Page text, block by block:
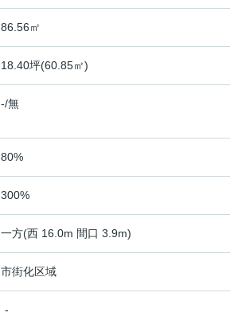
86.56㎡
18.40坪(60.85㎡)
-/無
80%
300%
一方(西 16.0m 間口 3.9m)
市街化区域